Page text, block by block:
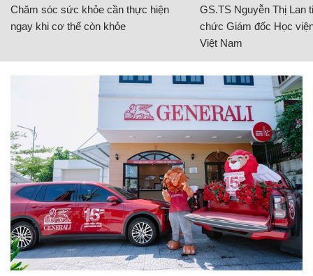
Chăm sóc sức khỏe cần thực hiện
ngay khi cơ thể còn khỏe
GS.TS Nguyễn Thị Lan
chức Giám đốc Học
Việt Nam